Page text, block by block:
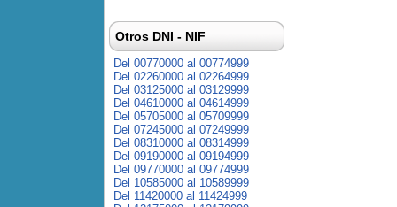
Otros DNI - NIF
Del 00770000 al 00774999
Del 02260000 al 02264999
Del 03125000 al 03129999
Del 04610000 al 04614999
Del 05705000 al 05709999
Del 07245000 al 07249999
Del 08310000 al 08314999
Del 09190000 al 09194999
Del 09770000 al 09774999
Del 10585000 al 10589999
Del 11420000 al 11424999